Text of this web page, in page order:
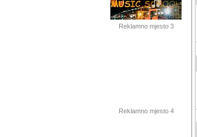
Reklamno mjesto 3
Reklamno mjesto 4